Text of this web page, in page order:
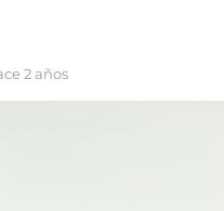
2 años